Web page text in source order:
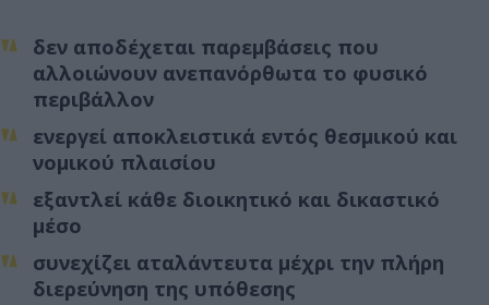
δεν αποδέχεται παρεμβάσεις που
αλλοιώνουν ανεπανόρθωτα το φυσικό
περιβάλλον
ενεργεί αποκλειστικά εντός θεσμικού και
νομικού πλαισίου
εξαντλεί κάθε διοικητικό και δικαστικό
μέσο
συνεχίζει αταλάντευτα μέχρι την πλήρη
διερεύνηση της υπόθεσης